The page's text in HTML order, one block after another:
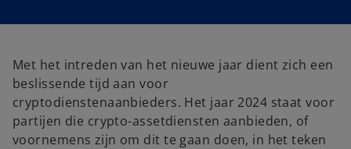
w
t
a
b
t
b
Met het intreden van het nieuwe jaar dient zich een
beslissende tijd aan voor
cryptodienstenaanbieders. Het jaar 2024 staat voor
partijen die crypto-assetdiensten aanbieden, of
voornemens zijn om dit te gaan doen, in het teken